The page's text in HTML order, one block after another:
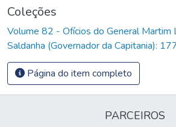
Coleções
Volume 82 - Ofícios do General Martim
Saldanha (Governador da Capitania):
Página do item completo
PARCEIROS